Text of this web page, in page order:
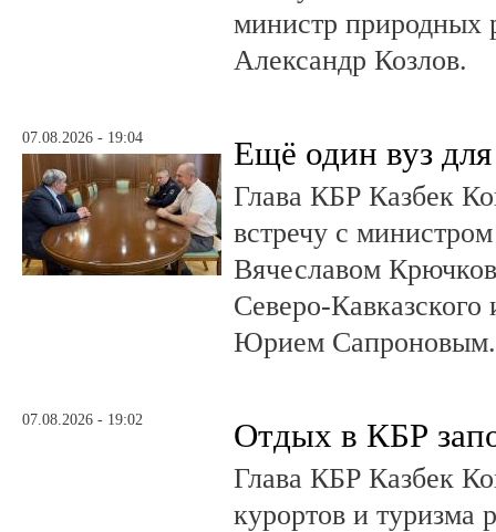
министр природных
Александр Козлов.
07.08.2026 - 19:04 Ещё один вуз
Глава КБР Казбек
встречу с
Вячеславом
Северо-
Юрием
07.08.2026 - 19:02 Отдых в КБР
Глава КБР Казбек
курортов и туризма